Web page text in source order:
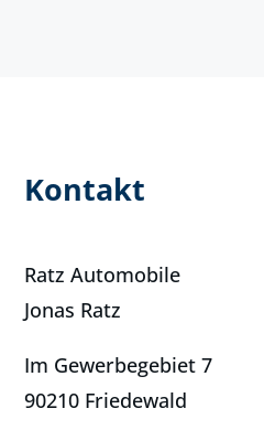
Kontakt
Ratz Automobile
Jonas Ratz
Im Gewerbegebiet 7
90210 Friedewald